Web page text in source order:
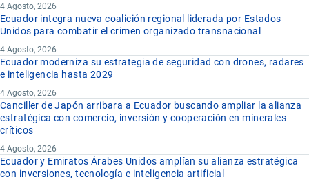
4 Agosto, 2026
Ecuador integra nueva coalición regional liderada por Estados
Unidos para combatir el crimen organizado transnacional
4 Agosto, 2026
Ecuador moderniza su estrategia de seguridad con drones, radares
e inteligencia hasta 2029
4 Agosto, 2026
Canciller de Japón arribara a Ecuador buscando ampliar la alianza
estratégica con comercio, inversión y cooperación en minerales
críticos
4 Agosto, 2026
Ecuador y Emiratos Árabes Unidos amplían su alianza estratégica
con inversiones, tecnología e inteligencia artificial